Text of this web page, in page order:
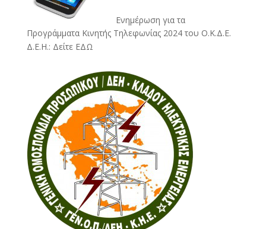
Ενημέρωση για τα
Προγράμματα Κινητής Τηλεφωνίας 2024 του Ο.Κ.Δ.Ε.
Δ.Ε.Η.: Δείτε ΕΔΩ